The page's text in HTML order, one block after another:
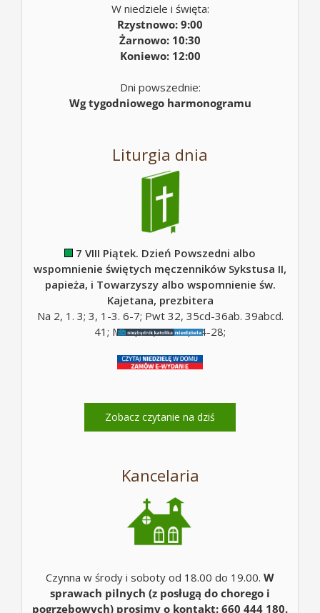
W niedziele i święta:
Rzystnowo: 9:00
Żarnowo: 10:30
Koniewo: 12:00
Dni powszednie:
Wg tygodniowego harmonogramu
Liturgia dnia
7 VIII Piątek. Dzień Powszedni albo
wspomnienie świętych męczenników Sykstusa II,
papieża, i Towarzyszy albo wspomnienie św.
Kajetana, prezbitera
Na 2, 1. 3; 3, 1-3. 6-7; Pwt 32, 35cd-36ab. 39abcd.
41; Mt 5, 10; Mt 16, 24-28;
Zobacz czytanie na dziś
Kancelaria
Czynna w środy i soboty od 18.00 do 19.00. W
sprawach pilnych (z posługą do chorego i
pogrzebowych) prosimy o kontakt: 660 444 180.